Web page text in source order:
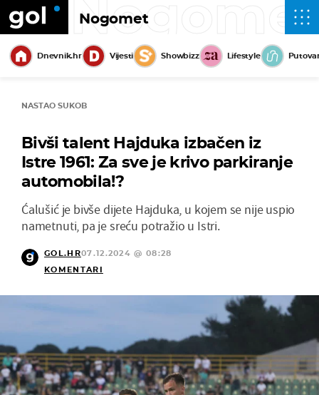
Nogomet
Dnevnik.hr Vijesti Showbizz Lifestyle
NASTAO SUKOB
Bivši talent Hajduka izbačen iz
Istre 1961: Za sve je krivo parkiranje
automobila!?
Ćalušić je bivše dijete Hajduka, u kojem se nije uspio
nametnuti, pa je sreću potražio u Istri.
GOL.HR07.12.2024 @ 08:28
KOMENTARI